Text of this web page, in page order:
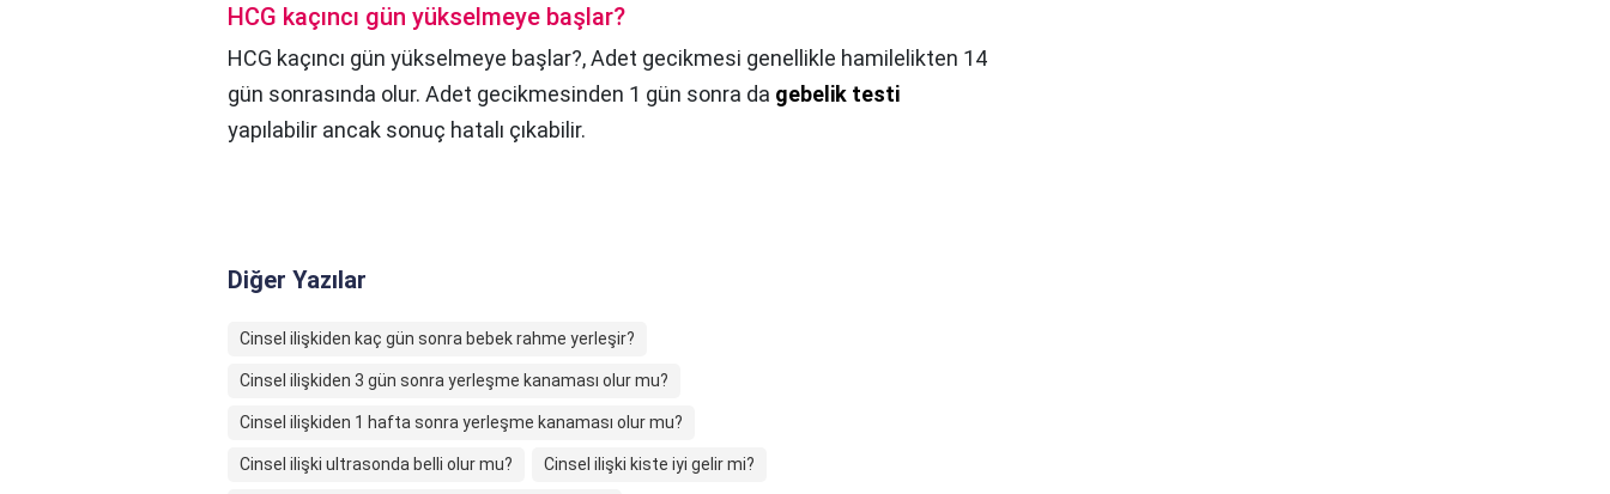
HCG kaçıncı gün yükselmeye başlar?
HCG kaçıncı gün yükselmeye başlar?,Adet gecikmesi genellikle hamilelikten 14
gün sonrasında olur. Adet gecikmesinden 1 gün sonra da gebelik testi
yapılabilir ancak sonuç hatalı çıkabilir.
Diğer Yazılar
Cinsel ilişkiden kaç gün sonra bebek rahme yerleşir?
Cinsel ilişkiden 3 gün sonra yerleşme kanaması olur mu?
Cinsel ilişkiden 1 hafta sonra yerleşme kanaması olur mu?
Cinsel ilişki ultrasonda belli olur mu? Cinsel ilişki kiste iyi gelir mi?